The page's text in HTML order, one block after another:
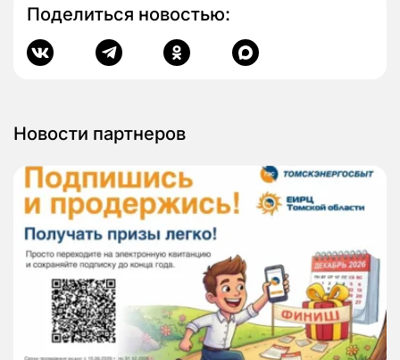
Поделиться новостью:
Новости партнеров